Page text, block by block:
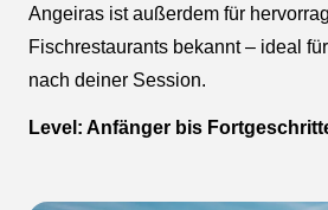
Angeiras ist außerdem für
Fischrestaurants bekannt – ideal
nach deiner Session.
Level: Anfänger bis